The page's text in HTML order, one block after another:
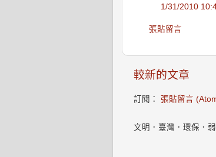
1/31/2010
張貼留言
較新的文章
訂閱： 張貼留言
文明．臺灣．環保．